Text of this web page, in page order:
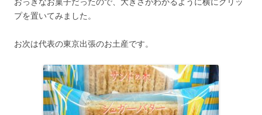
プを置いてみました。
お次は代表の東京出張のお土産です。